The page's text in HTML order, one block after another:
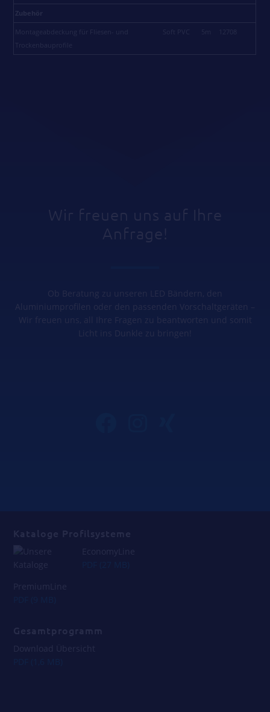
Zubehör
Montageabdeckung für Fliesen- und
Trockenbauprofile
5m
Wir freuen uns auf Ihre
Anfrage!
Ob Beratung zu unseren LED Bändern, den
Aluminiumprofilen oder den passenden Vorschaltgeräten –
Wir freuen uns, all Ihre Fragen zu beantworten und somit
Licht ins Dunkle zu bringen!